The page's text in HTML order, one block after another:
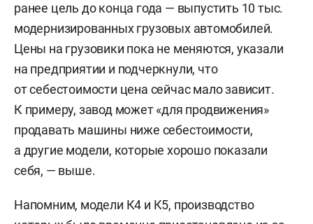
ранее цель до конца года — выпустить 10 тыс.
модернизированных грузовых автомобилей.
Цены на грузовики пока не меняются, указали
на предприятии и подчеркнули, что
от себестоимости цена сейчас мало зависит.
К примеру, завод может «для продвижения»
продавать машины ниже себестоимости,
а другие модели, которые хорошо показали
себя, — выше.
Напомним, модели К4 и К5, производство